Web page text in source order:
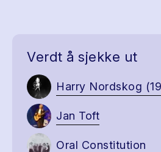
Verdt å sjekke ut
Harry Nordskog
Jan Toft
Oral Constitution